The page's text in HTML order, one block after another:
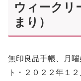
ウィークリ
まり）
無印良品手帳、月
ト・２０２２年１